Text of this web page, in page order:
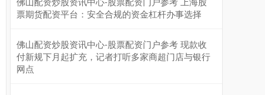
票期货配资平台：安全合规的资金杠杆办事选择
佛山配资炒股资讯中心-股票配资门户参考 现款收
付新规下月起扩充，记者打听多家商超门店与银行
网点